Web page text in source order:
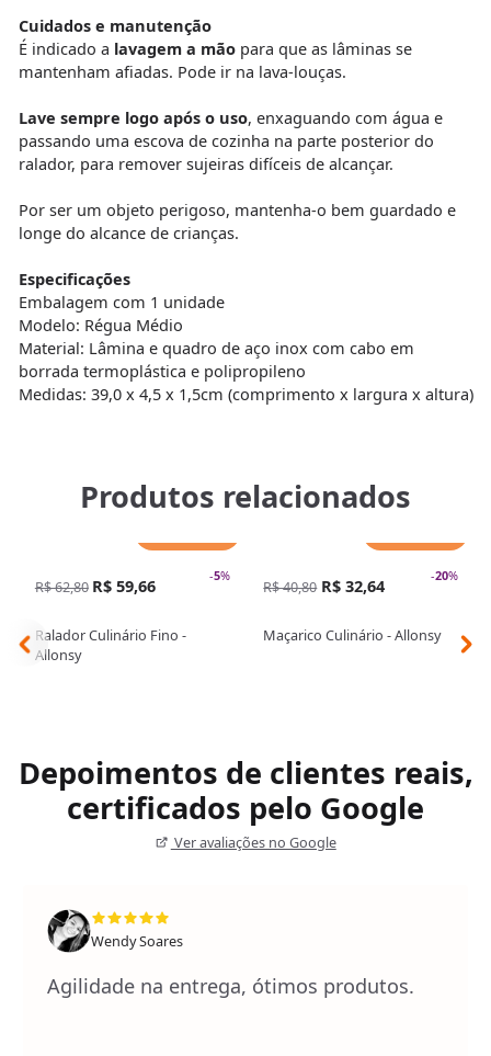
Cuidados e manutenção
É indicado a lavagem a mãopara que as lâminas se
mantenham afiadas. Pode ir na lava-louças.
Lave sempre logo após o uso, enxaguando com água e
passando uma escova de cozinha na parte posterior do
ralador, para remover sujeiras difíceis de alcançar.
Por ser um objeto perigoso, mantenha-o bem guardado e
longe do alcance de crianças.
Especificações
Embalagem com 1 unidade
Modelo: Régua Médio
Material: Lâmina e quadro de aço inox com cabo em
borrada termoplástica e polipropileno
Medidas: 39,0 x 4,5 x 1,5cm (comprimento x largura x altura)
Produtos relacionados
-5%
R$ 62,80 R$ 59,66
Ralador Culinário Fino -
Allonsy
-20%
R$ 40,80 R$ 32,64
Maçarico Culinário - Allonsy
Depoimentos de clientes reais,
certificados pelo Google
Ver avaliações no Google
Wendy Soares
Agilidade na entrega, ótimos produtos.